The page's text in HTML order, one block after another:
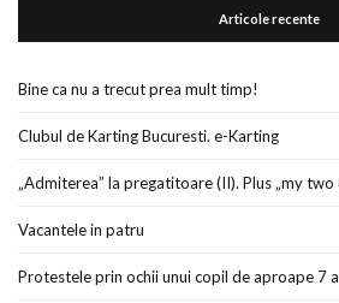
Articole recente
Bine ca nu a trecut prea mult timp!
Clubul de Karting Bucuresti. e-Karting
„Admiterea” la pregatitoare (II). Plus „my two
Vacantele in patru
Protestele prin ochii unui copil de aproape 7